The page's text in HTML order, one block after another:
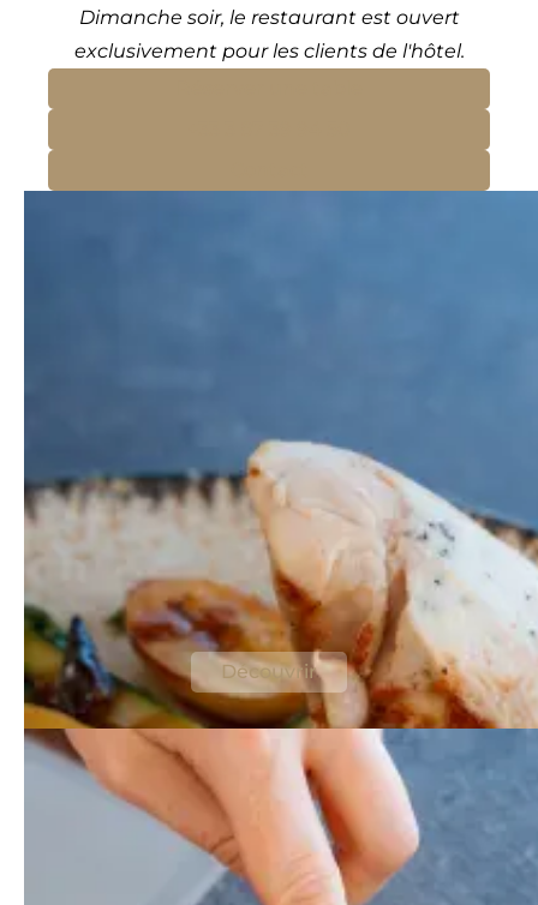
Dimanche soir, le restaurant est ouvert
exclusivement pour les clients de l'hôtel.
La carte du restaurant
Des produits locaux, cuisinés avec passion
et généreux
Découvrir